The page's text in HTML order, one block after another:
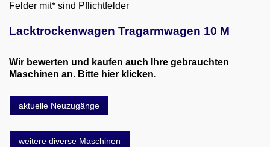
Felder mit* sind Pflichtfelder
Lacktrockenwagen Tragarmwagen 10 M
Wir bewerten und kaufen auch Ihre gebrauchten
Maschinen an. Bitte hier klicken.
aktuelle Neuzugänge
weitere diverse Maschinen